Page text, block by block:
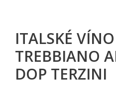
ITALSKÉ VÍNO
TREBBIANO
DOP TERZINI